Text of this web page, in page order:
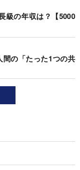
級の年収は？【5000
の「たった1つの共